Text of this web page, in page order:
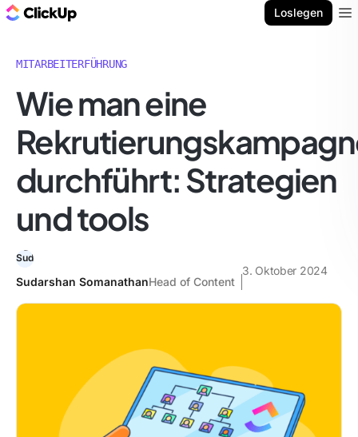
Loslegen
MITARBEITERFÜHRUNG
Wie man eine
durchführt: Strategien
und tools
Sudarshan SomanathanHead of Content
3. Oktober 2024